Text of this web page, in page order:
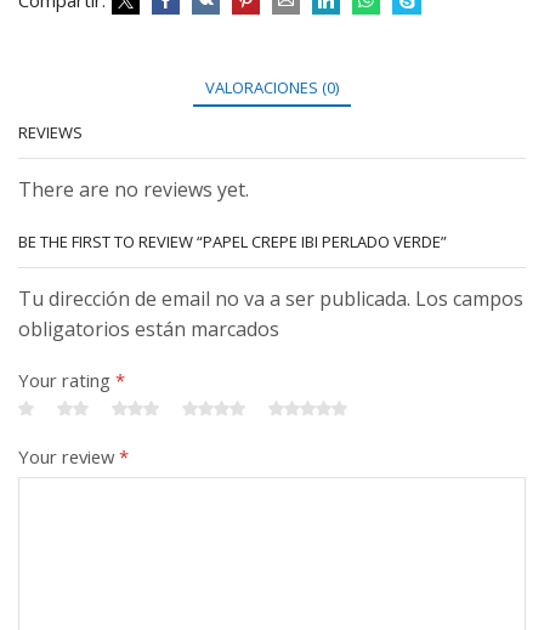
VALORACIONES (0)
REVIEWS
There are no reviews yet.
BE THE FIRST TO REVIEW “PAPEL CREPE IBI PERLADO VERDE”
Tu dirección de email no va a ser publicada. Los campos
obligatorios están marcados
Your rating *
Your review*